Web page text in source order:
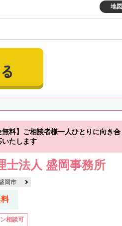
地図
無料】ご相談者様一人ひとりに向き合
いたします
士法人 盛岡事務所
岡市
相談可